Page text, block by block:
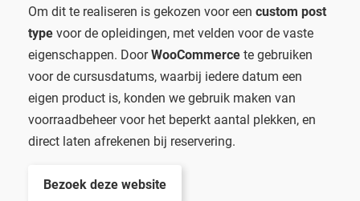
Om dit te realiseren is gekozen voor een custom post
typevoor de opleidingen, met velden voor de vaste
eigenschappen. DoorWooCommercete gebruiken
voor de cursusdatums, waarbij iedere datum een
eigen product is, konden we gebruik maken van
voorraadbeheer voor het beperkt aantal plekken, en
direct laten afrekenen bij reservering.
Bezoek deze website